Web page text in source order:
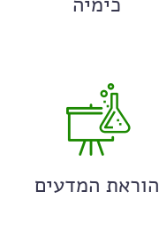
כימיה
הוראת המדעים